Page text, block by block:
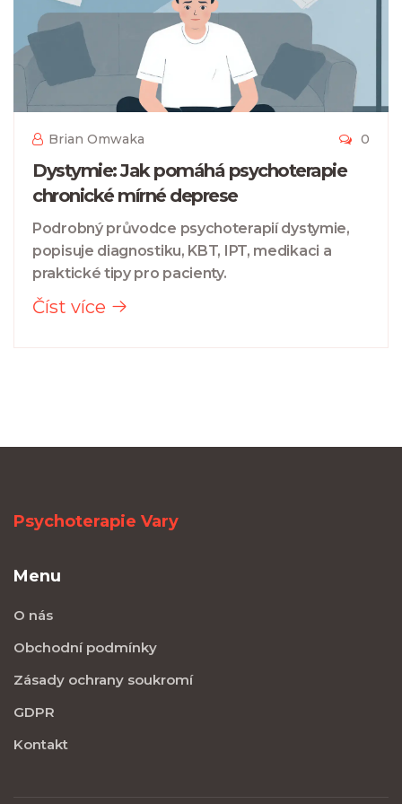
Brian Omwaka 0
Dystymie: Jak pomáhá psychoterapie
chronické mírné deprese
Podrobný průvodce psychoterapií dystymie,
popisuje diagnostiku, KBT, IPT, medikaci a
praktické tipy pro pacienty.
Číst více
Psychoterapie Vary
Menu
O nás
Obchodní podmínky
Zásady ochrany soukromí
GDPR
Kontakt